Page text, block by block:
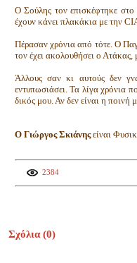
Ο Σούλης τον επισκέφτηκε στο
έχουν κάνει πλακάκια με την
Πέρασαν χρόνια από τότε. Ο
τον έχει ακολουθήσει ο
Άλλους σαν κι αυτούς δεν
εντυπωσιάσει. Τα λίγα χρόνια
δικός μου. Αν δεν είναι η ποινή
Ο Γιώργος Σκιάνηςείναι
2384
Σχόλια (0)